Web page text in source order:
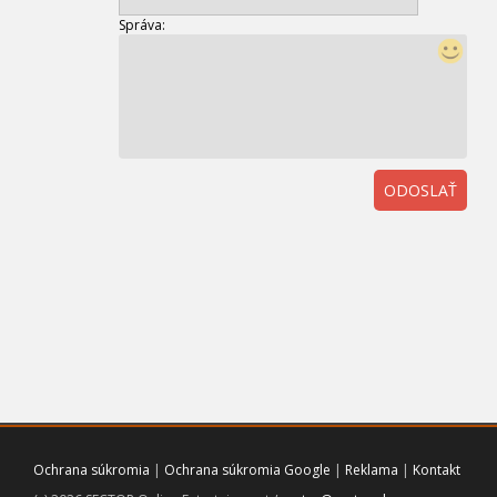
Správa:
ODOSLAŤ
Ochrana súkromia | Ochrana súkromia Google | Reklama | Kontakt